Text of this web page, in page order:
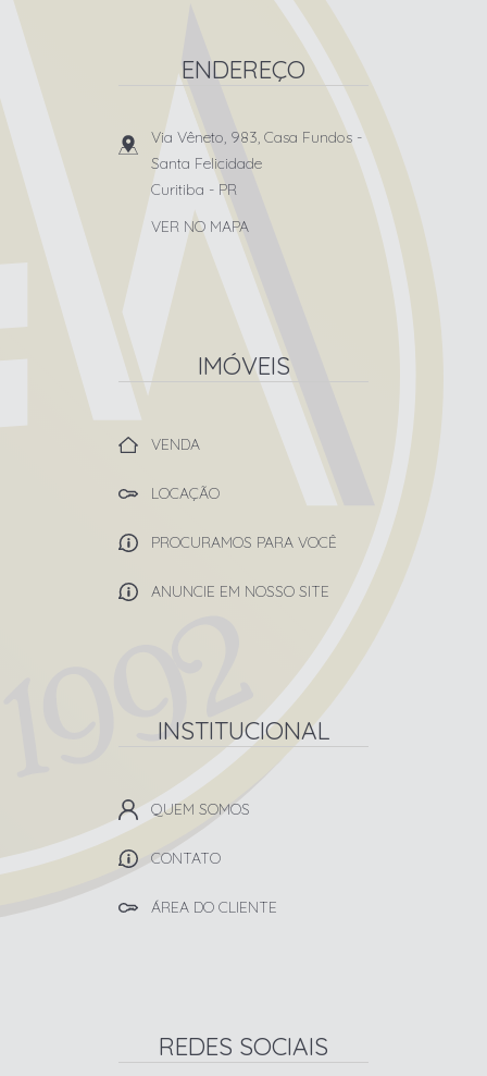
ENDEREÇO
Via Vêneto, 983, Casa Fundos -
Santa Felicidade
Curitiba - PR
VER NO MAPA
IMÓVEIS
VENDA
LOCAÇÃO
PROCURAMOS PARA VOCÊ
ANUNCIE EM NOSSO SITE
INSTITUCIONAL
QUEM SOMOS
CONTATO
ÁREA DO CLIENTE
REDES SOCIAIS